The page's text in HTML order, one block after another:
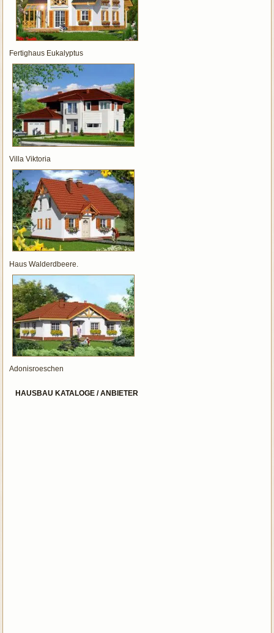
Fertighaus Eukalyptus
Villa Viktoria
Haus Walderdbeere.
Adonisroeschen
HAUSBAU KATALOGE / ANBIETER